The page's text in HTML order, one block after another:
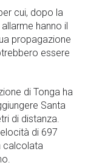
cui, dopo la
hanno il
propagazione
essere
di Tonga ha
Santa
di distanza.
di 697
calcolata